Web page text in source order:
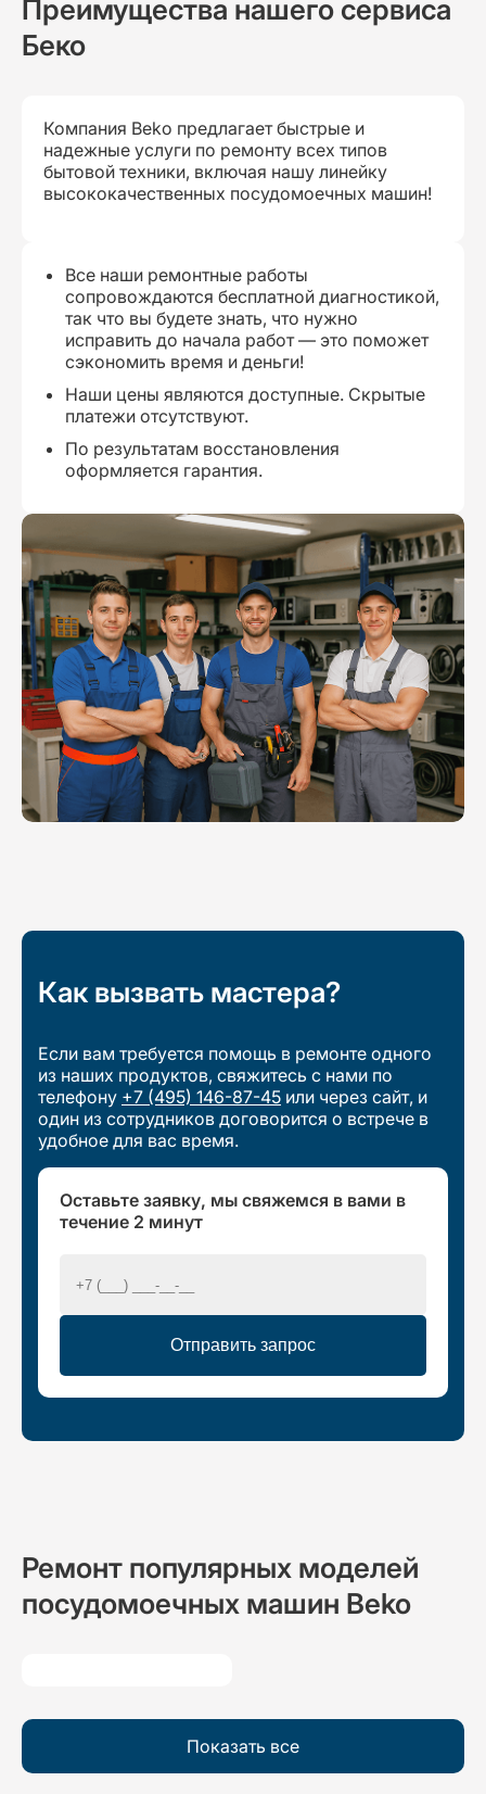
Преимущества нашего сервиса
Беко
Компания Beko предлагает быстрые и
надежные услуги по ремонту всех типов
бытовой техники, включая нашу линейку
высококачественных посудомоечных машин!
Все наши ремонтные работы
сопровождаются бесплатной диагностикой,
так что вы будете знать, что нужно
исправить до начала работ — это поможет
сэкономить время и деньги!
Наши цены являются доступные. Скрытые
платежи отсутствуют.
По результатам восстановления
оформляется гарантия.
Как вызвать мастера?
Если вам требуется помощь в ремонте одного
из наших продуктов, свяжитесь с нами по
телефону +7 (495) 146-87-45 или через сайт, и
один из сотрудников договорится о встрече в
удобное для вас время.
Оставьте заявку, мы свяжемся в вами в
течение 2 минут
Отправить запрос
Ремонт популярных моделей
посудомоечных машин Beko
Показать все